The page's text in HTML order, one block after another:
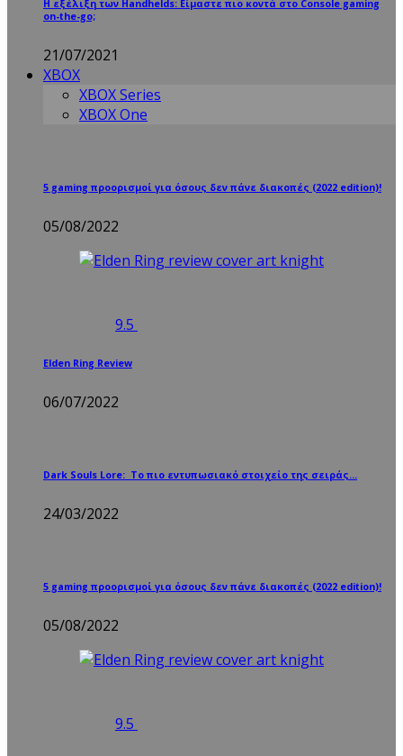
Η εξέλιξη των Handhelds: Είμαστε πιο κοντά στο Console gaming
on-the-go;
21/07/2021
XBOX
XBOX Series
XBOX One
5 gaming προορισμοί για όσους δεν πάνε διακοπές (2022 edition)!
05/08/2022
9.5
Elden Ring Review
06/07/2022
Dark Souls Lore: Το πιο εντυπωσιακό στοιχείο της σειράς…
24/03/2022
5 gaming προορισμοί για όσους δεν πάνε διακοπές (2022 edition)!
05/08/2022
9.5